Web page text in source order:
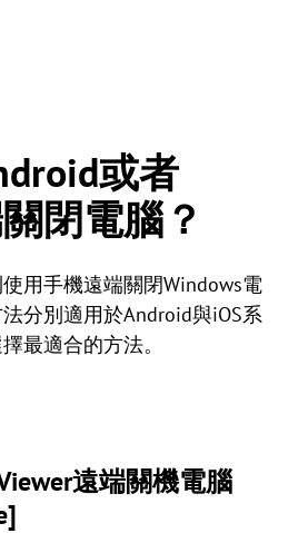
或者
閉電腦？
用手機遠端關閉Windows電
分別適用於Android與iOS系
最適合的方法。
遠端關機電腦